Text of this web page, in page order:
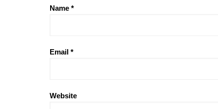
Name *
Email *
Website